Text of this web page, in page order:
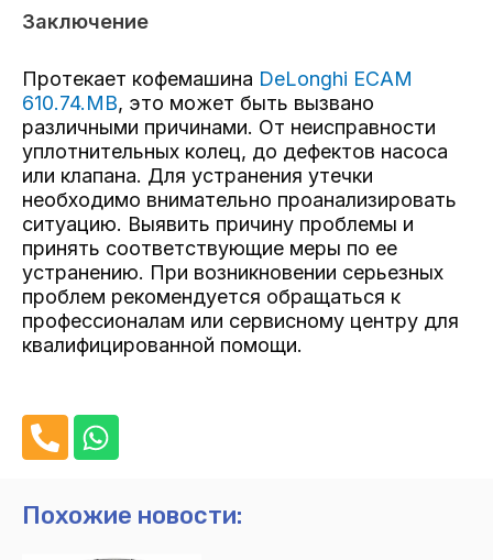
Заключение
Протекает кофемашина DeLonghi ECAM
610.74.MB, это может быть вызвано
различными причинами. От неисправности
уплотнительных колец, до дефектов насоса
или клапана. Для устранения утечки
необходимо внимательно проанализировать
ситуацию. Выявить причину проблемы и
принять соответствующие меры по ее
устранению. При возникновении серьезных
проблем рекомендуется обращаться к
профессионалам или сервисному центру для
квалифицированной помощи.
h
n
W
h
t
Похожие новости: